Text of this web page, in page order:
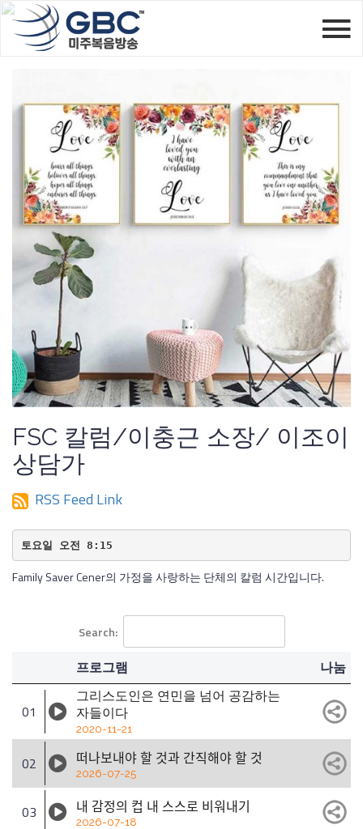
FSC 칼럼/이충근 소장/ 이조이
상담가
RSS Feed Link
토요일 오전 8:15
Family Saver Cener의 가정을 사랑하는 단체의 칼럼 시간입니다.
Search:
프로그램 나눔
01
그리스도인은 연민을 넘어 공감하는
자들이다
2020-11-21
02 떠나보내야 할 것과 간직해야 할 것
2026-07-25
03 내 감정의 컵 내 스스로 비워내기
2026-07-18